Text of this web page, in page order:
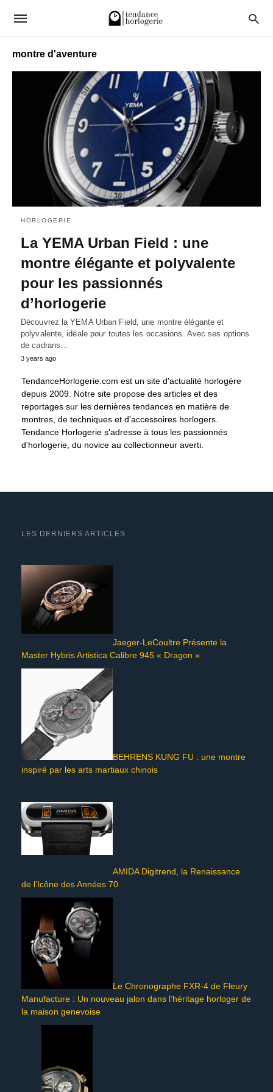
montre d'aventure
HORLOGERIE
La YEMA Urban Field : une
montre élégante et polyvalente
pour les passionnés
d’horlogerie
Découvrez la YEMA Urban Field, une montre élégante et
polyvalente, idéale pour toutes les occasions. Avec ses options
de cadrans…
3 years ago
TendanceHorlogerie.com est un site d'actualité horlogère
depuis 2009. Notre site propose des articles et des
reportages sur les dernières tendances en matière de
montres, de techniques et d'accessoires horlogers.
Tendance Horlogerie s'adresse à tous les passionnés
d'horlogerie, du novice au collectionneur averti.
LES DERNIERS ARTICLES
Jaeger-LeCoultre Présente la
Master Hybris Artistica Calibre 945 « Dragon »
BEHRENS KUNG FU : une montre
inspiré par les arts martiaux chinois
AMIDA Digitrend, la Renaissance
de l’Icône des Années 70
Le Chronographe FXR-4 de Fleury
Manufacture : Un nouveau jalon dans l’héritage horloger de
la maison genevoise